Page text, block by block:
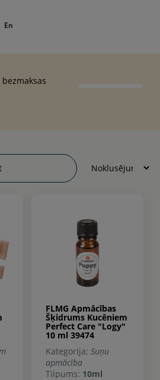
En
FLMG Apmācības
Šķidrums Kucēniem
Perfect Care "Logy"
10 ml 39474
Kategorija: Suņu
apmācība
Tilpums: 10ml